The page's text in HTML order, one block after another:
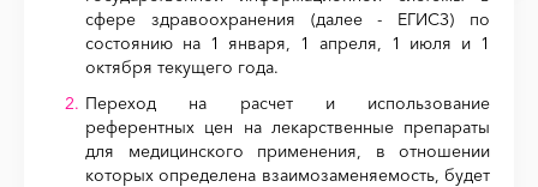
сфере здравоохранения (далее - ЕГИСЗ) по
состоянию на 1 января, 1 апреля, 1 июля и 1
октября текущего года.
Переход на расчет и использование
референтных цен на лекарственные препараты
для медицинского применения, в отношении
которых определена взаимозаменяемость, будет